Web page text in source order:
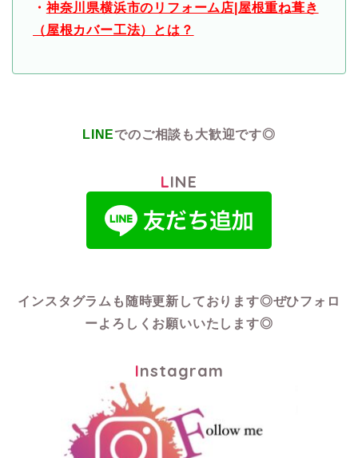
・神奈川県横浜市のリフォーム店|屋根重ね葺き
（屋根カバー工法）とは？
LINEでのご相談も大歓迎です◎
LINE
インスタグラムも随時更新しております◎ぜひフォロ
ーよろしくお願いいたします◎
Instagram